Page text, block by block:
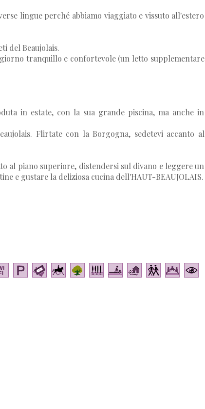
lingue perché abbiamo viaggiato e vissuto all'estero
del Beaujolais.
tranquillo e confortevole (un letto supplementare
in estate, con la sua grande piscina, ma anche in
Flirtate con la Borgogna, sedetevi accanto al
al piano superiore, distendersi sul divano e leggere un
e gustare la deliziosa cucina dell'HAUT-BEAUJOLAIS.